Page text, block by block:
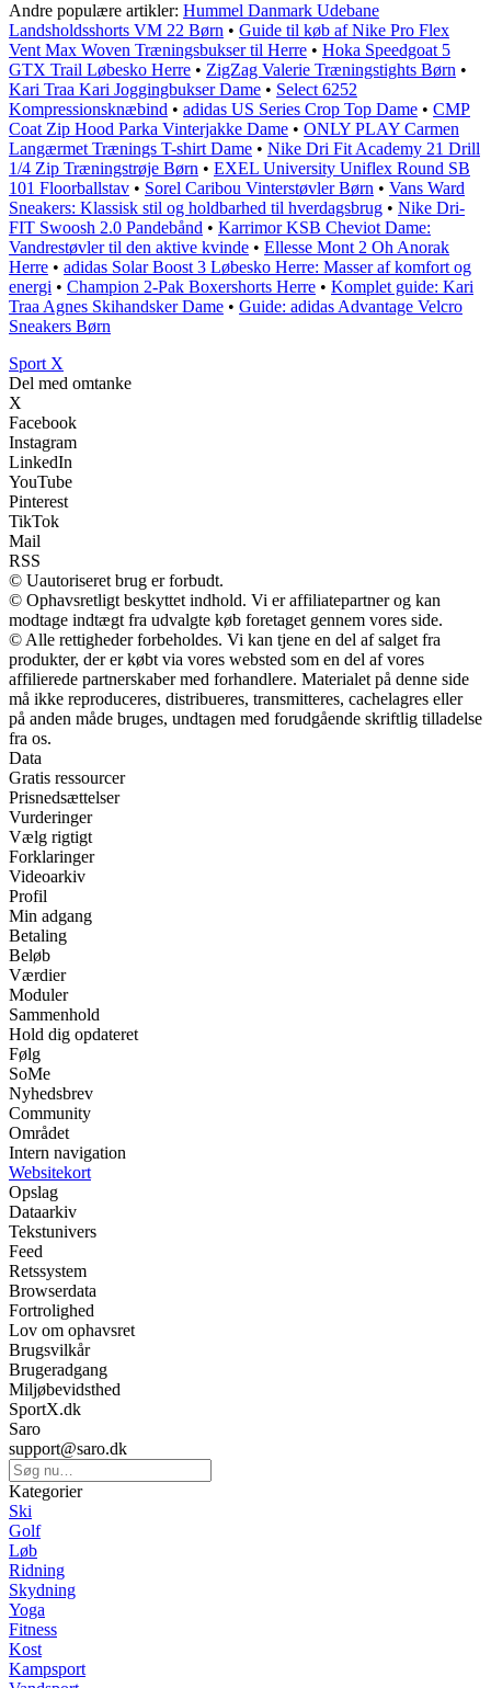
Andre populære artikler: Hummel Danmark Udebane
Landsholdsshorts VM 22 Børn • Guide til køb af Nike Pro Flex
Vent Max Woven Træningsbukser til Herre • Hoka Speedgoat 5
GTX Trail Løbesko Herre • ZigZag Valerie Træningstights Børn •
Kari Traa Kari Joggingbukser Dame • Select 6252
Kompressionsknæbind • adidas US Series Crop Top Dame • CMP
Coat Zip Hood Parka Vinterjakke Dame • ONLY PLAY Carmen
Langærmet Trænings T-shirt Dame • Nike Dri Fit Academy 21 Drill
1/4 Zip Træningstrøje Børn • EXEL University Uniflex Round SB
101 Floorballstav • Sorel Caribou Vinterstøvler Børn • Vans Ward
Sneakers: Klassisk stil og holdbarhed til hverdagsbrug • Nike Dri-
FIT Swoosh 2.0 Pandebånd • Karrimor KSB Cheviot Dame:
Vandrestøvler til den aktive kvinde • Ellesse Mont 2 Oh Anorak
Herre • adidas Solar Boost 3 Løbesko Herre: Masser af komfort og
energi • Champion 2-Pak Boxershorts Herre • Komplet guide: Kari
Traa Agnes Skihandsker Dame • Guide: adidas Advantage Velcro
Sneakers Børn
Sport X
Del med omtanke
X
Facebook
Instagram
LinkedIn
YouTube
Pinterest
TikTok
Mail
RSS
© Uautoriseret brug er forbudt.
© Ophavsretligt beskyttet indhold. Vi er affiliatepartner og kan
modtage indtægt fra udvalgte køb foretaget gennem vores side.
© Alle rettigheder forbeholdes. Vi kan tjene en del af salget fra
produkter, der er købt via vores websted som en del af vores
affilierede partnerskaber med forhandlere. Materialet på denne side
må ikke reproduceres, distribueres, transmitteres, cachelagres eller
på anden måde bruges, undtagen med forudgående skriftlig tilladelse
fra os.
Data
Gratis ressourcer
Prisnedsættelser
Vurderinger
Vælg rigtigt
Forklaringer
Videoarkiv
Profil
Min adgang
Betaling
Beløb
Værdier
Moduler
Sammenhold
Hold dig opdateret
Følg
SoMe
Nyhedsbrev
Community
Området
Intern navigation
Websitekort
Opslag
Dataarkiv
Tekstunivers
Feed
Retssystem
Browserdata
Fortrolighed
Lov om ophavsret
Brugsvilkår
Brugeradgang
Miljøbevidsthed
SportX.dk
Saro
support@saro.dk
Kategorier
Ski
Golf
Løb
Ridning
Skydning
Yoga
Fitness
Kost
Kampsport